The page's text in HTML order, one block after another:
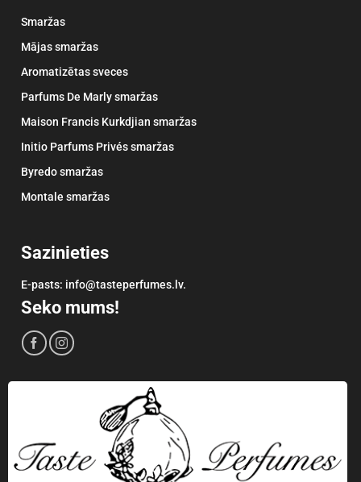
Smaržas
Mājas smaržas
Aromatizētas sveces
Parfums De Marly smaržas
Maison Francis Kurkdjian smaržas
Initio Parfums Privés smaržas
Byredo smaržas
Montale smaržas
Sazinieties
E-pasts: info@tasteperfumes.lv.
Seko mums!